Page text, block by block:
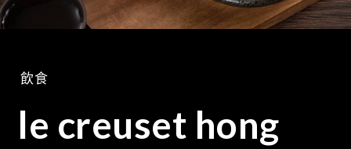
飲食
le creuset hong